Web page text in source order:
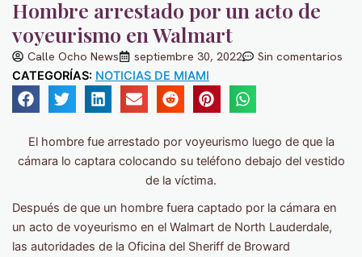
Hombre arrestado por un acto de
voyeurismo en Walmart
Calle Ocho News septiembre 30, 2022 Sin comentarios
CATEGORÍAS: NOTICIAS DE MIAMI
El hombre fue arrestado por voyeurismo luego de que la
cámara lo captara colocando su teléfono debajo del vestido
de la víctima.
Después de que un hombre fuera captado por la cámara en
un acto de voyeurismo en el Walmart de North Lauderdale,
las autoridades de la Oficina del Sheriff de Broward